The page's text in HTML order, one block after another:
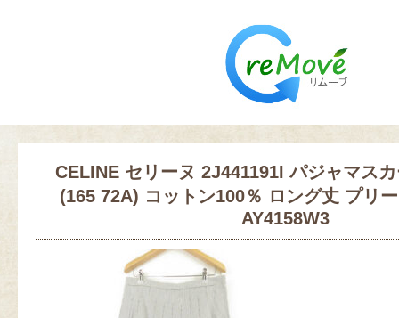
CELINE セリーヌ 2J441191I パジャマス
(165 72A) コットン100％ ロング丈 プリ
AY4158W3